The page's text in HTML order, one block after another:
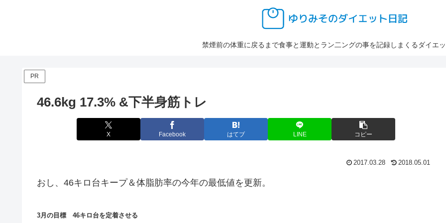
禁煙前の体重に戻るまで食事と運動とラン二ングの事を記録しまくるダイエ
PR
46.6kg 17.3% &下半身筋トレ
X Facebook はてブ LINE コピー
2017.03.28 2018.05.01
おし、46キロ台キープ＆体脂肪率の今年の最低値を更新。
3月の目標 46キロ台を定着させる